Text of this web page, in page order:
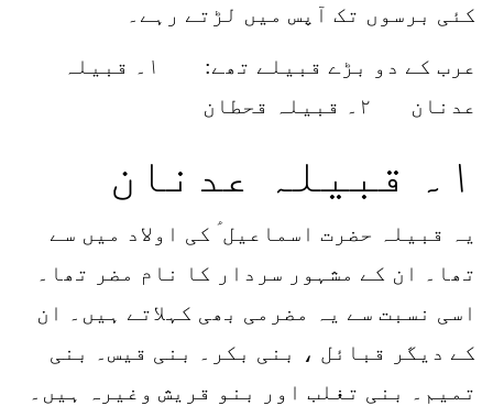
کئی برسوں تک آپس میں لڑتے رہے۔
عرب کے دو بڑے قبیلے تھے: ۱۔ قبیلہ
عدنان ۲۔ قبیلہ قحطان
۱۔ قبیلہ عدنان
یہ قبیلہ حضرت اسماعیل ؑ کی اولاد میں سے
تھا۔ ان کے مشہور سردار کا نام مضر تھا۔
اسی نسبت سے یہ مضرمی بھی کہلاتے ہیں۔ ان
کے دیگر قبائل ، بنی بکر۔ بنی قیس۔ بنی
تمیم۔ بنی تغلب اور بنو قریش وغیرہ ہیں۔